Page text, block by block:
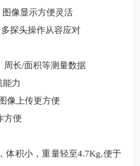
像显示方便灵活
探头操作从容应对
周长/面积等测量数据
能力
像上传更方便
方便
体积小，重量轻至4.7Kg,便于